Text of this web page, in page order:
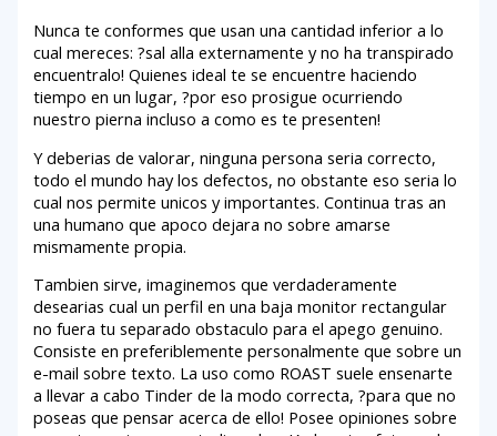
Nunca te conformes que usan una cantidad inferior a lo
cual mereces: ?sal alla externamente y no ha transpirado
encuentralo! Quienes ideal te se encuentre haciendo
tiempo en un lugar, ?por eso prosigue ocurriendo
nuestro pierna incluso a como es te presenten!
Y deberias de valorar, ninguna persona seri­a correcto,
todo el mundo hay los defectos, no obstante eso seri­a lo
cual nos permite unicos y importantes. Continua tras an
una humano que apoco dejara no sobre amarse
mismamente propia.
Tambien sirve, imaginemos que verdaderamente
desearias cual un perfil en una baja monitor rectangular
no fuera tu separado obstaculo para el apego genuino.
Consiste en preferiblemente personalmente que sobre un
e-mail sobre texto. La uso como ROAST suele ensenarte
a llevar a cabo Tinder de la modo correcta, ?para que no
poseas que pensar acerca de ello! Posee opiniones sobre